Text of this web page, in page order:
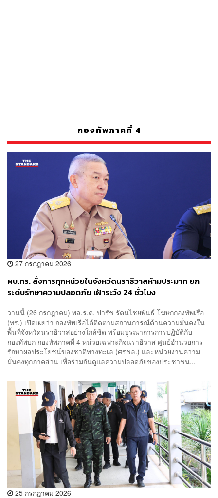
กองทัพภาคที่ 4
27 กรกฎาคม 2026
ผบ.ทร. สั่งการทุกหน่วยในจังหวัดนราธิวาสห้ามประมาท ยก
ระดับรักษาความปลอดภัย เฝ้าระวัง 24 ชั่วโมง
วานนี้ (26 กรกฎาคม) พล.ร.ต. ปารัช รัตนไชยพันธ์ โฆษกกองทัพเรือ
(ทร.) เปิดเผยว่า กองทัพเรือได้ติดตามสถานการณ์ด้านความมั่นคงใน
พื้นที่จังหวัดนราธิวาสอย่างใกล้ชิด พร้อมบูรณาการการปฏิบัติกับ
กองทัพบก กองทัพภาคที่ 4 หน่วยเฉพาะกิจนราธิวาส ศูนย์อำนวยการ
รักษาผลประโยชน์ของชาติทางทะเล (ศรชล.) และหน่วยงานความ
มั่นคงทุกภาคส่วน เพื่อร่วมกันดูแลความปลอดภัยของประชาชน...
25 กรกฎาคม 2026